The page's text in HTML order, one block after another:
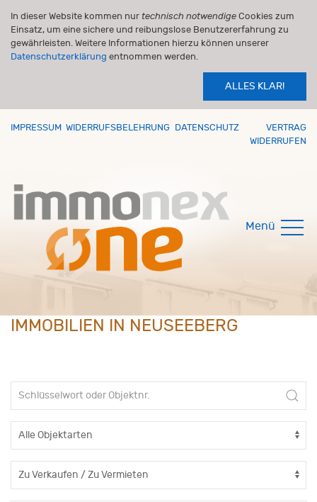
In dieser Website kommen nur technisch notwendige Cookies zum
Einsatz, um eine sichere und reibungslose Benutzererfahrung zu
gewährleisten. Weitere Informationen hierzu können unserer
Datenschutzerklärung entnommen werden.
ALLES KLAR!
IMPRESSUM WIDERRUFSBELEHRUNG DATENSCHUTZ
VERTRAG
WIDERRUFEN
Menü
IMMOBILIEN IN NEUSEEBERG